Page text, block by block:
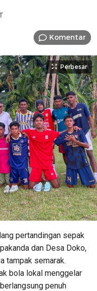
Komentar
Perbesar
pertandingan sepak
dan Desa Doko,
tampak semarak.
bola lokal menggelar
penuh